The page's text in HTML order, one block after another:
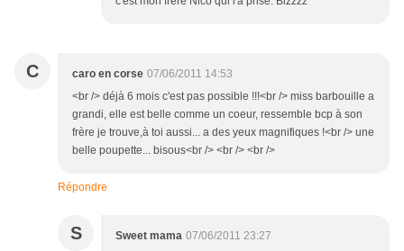
C caro en corse 07/06/2011 14:53
<br /> déjà 6 mois c'est pas possible !!!<br /> miss barbouille a
grandi, elle est belle comme un coeur, ressemble bcp à son
frère je trouve,à toi aussi... a des yeux magnifiques !<br /> une
belle poupette... bisous<br /> <br /> <br />
Répondre
S Sweet mama 07/06/2011 23:27